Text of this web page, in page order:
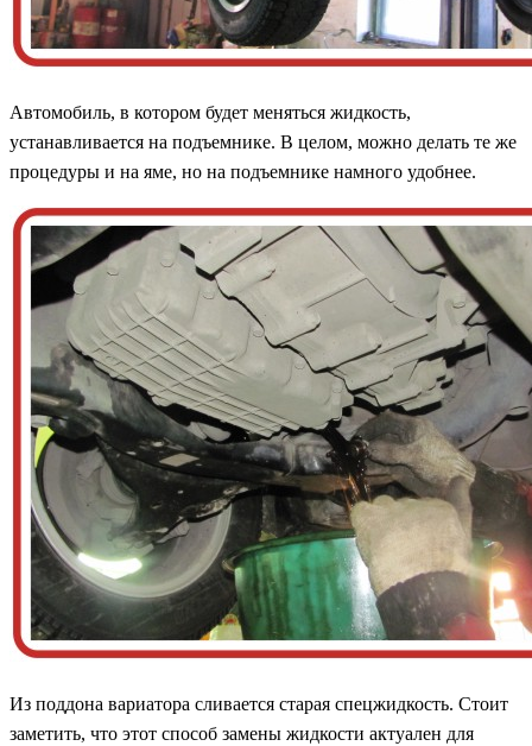
Автомобиль, в котором будет меняться жидкость,
устанавливается на подъемнике. В целом, можно делать те же
процедуры и на яме, но на подъемнике намного удобнее.
Из поддона вариатора сливается старая спецжидкость. Стоит
заметить, что этот способ замены жидкости актуален для